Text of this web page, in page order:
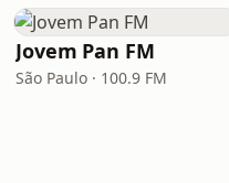
Jovem Pan FM
São Paulo · 100.9 FM